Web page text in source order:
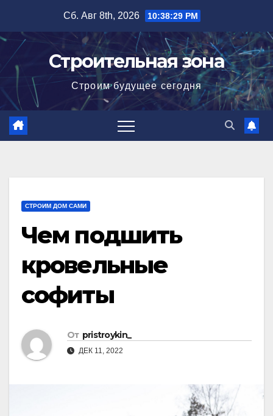
содержимому
Сб. Авг 8th, 2026 10:38:30 PM
Строительная зона
Строим будущее сегодня
СТРОИМ ДОМ САМИ
Чем подшить
кровельные
софиты
От pristroykin_
ДЕК 11, 2022